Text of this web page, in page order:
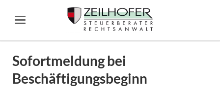
Sofortmeldung bei
Beschäftigungsbeginn